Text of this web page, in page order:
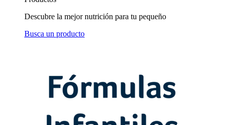
Descubre la mejor nutrición para tu pequeño
Busca un producto